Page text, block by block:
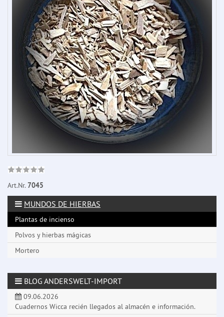
Art.Nr.7045
MUNDOS DE HIERBAS
Plantas de incienso
Polvos y hierbas mágicas
Mortero
BLOG ANDERSWELT-IMPORT
09.06.2026
Cuadernos Wicca recién llegados al almacén e información.